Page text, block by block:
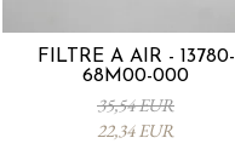
FILTRE À AIR - 13780-
68M00-000
35,54 EUR
22,34 EUR